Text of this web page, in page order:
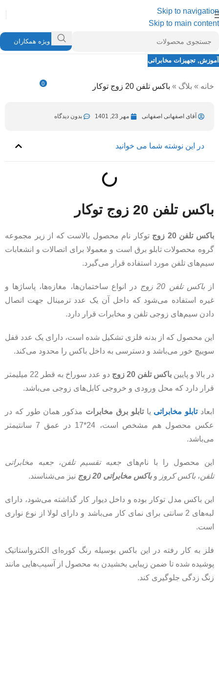
Skip to navigation
Skip to main content
ویژه همکاران
آموزش, تجهیزات مخابراتی
آقای اصفهانی اصفهانیمهر 23, 1401 در مهر 23, 1401
0 خانه » بلاگ » باکس تلفن 20 زوج توکار
آقای اصفهانی اصفهانی مهر 23, 1401 بدون دیدگاه
در این نوشته شما می خوانید
باکس تلفن 20 زوج توکار
باکس تلفن 20 زوج
توکار نام محصول بالاست که از زیر مجموعه
گروه محصولات تابلو برق است و معمولا برای اتصالات و انشعابات
سیم‌های تلفن مورد استفاده قرار می‌گیرد.
ازباکس تلفن 20 زوج
در انواع ساختمان‌ها، مغازه‌ها، پاساژها و
غیره استفاده می‌شود که داخل آن یک عدد ترمینال جهت اتصال
دادن سیم‌های زوجی تلفن و مخابرات قرار دارد.
این محصول که از بدنه فلزی تشکیل شده است، دارای یک عدد قفل
سوییچ خور می‌باشد و دسترسی به داخل باکس را محدود می‌کند.
در بالا و پایین باکس تلفن 20 زوج
دو عدد سوراخ به قطر 22 میلیمتر
قرار دارد که محل ورودی و خروجی کابل‌های زوجی می‌باشد.
ابعادتابلو مخابراتی یاتابلو برق مخابرات مذکور همان طور که در
عکس محصول هم مشخص است، 24*17 در عمق 7 سانتیمتر
می‌باشد.
این محصول را با نام‌های جعبه تقسیم تلفن، جعبه مخابراتی
تلفن، باکس کروز وباکس مخابراتی 20 زوج نیز می‌شناسند.
این باکس مدل توکار بوده و داخل دیوار کار گذاشته می‌شود، دارای
لبه‌های 2 سانتی برای نمای کار می‌باشد و دارای لولا از نوع نواری
است.
فلز به کار رفته در این باکس بوسیله رنگ کوره‌ای الکترواستاتیک
پوشیده شده تا ضمن زیبایی بخشیدن به محصول از آسیب‌هایی مانند
زنگ زدگی جلوگیری کند.